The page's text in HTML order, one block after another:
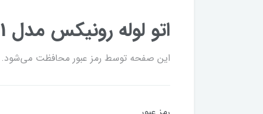
اتو لوله رونیکس مدل RH-4401
این صفحه توسط رمز عبور محافظت می‌شود.